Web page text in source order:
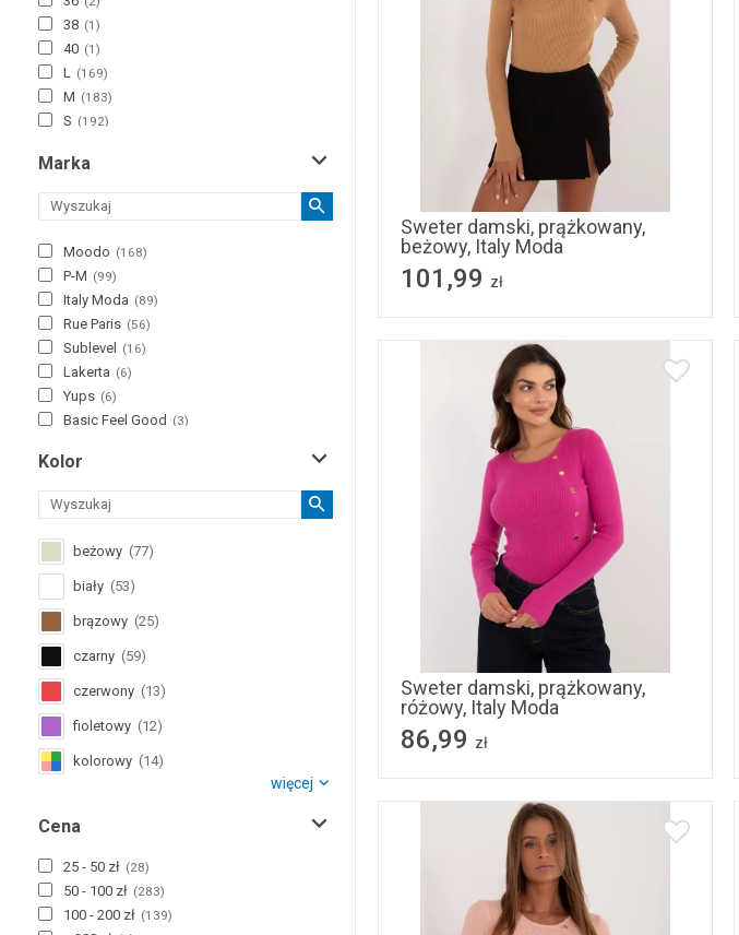
38 (1 )
40 (1 )
L (169)
M (183)
S (192)
XS (
3XL 30
50
One Size 125 )
Marka
Moodo (168)
P-M (99)
Italy Moda (89)
Rue Paris (56)
Sublevel (16)
Lakerta (6)
Yups (6)
Basic Feel Good (3)
Italian Fashion
Bluoltre
Ilunari
Moraj 1)
Kolor
beżowy (77)
biały (53)
brązowy (25)
czarny (59)
czerwony (13)
fioletowy (12)
kolorowy (14)
pomarańczowy
różowy(67)
szary (58 )
więcej
Cena
25 - 50 zł (28)
50 - 100 zł (283)
100 - 200 zł (139)
S/M L/XL
Sweter damski, prążkowany,
beżowy, Italy Moda
101,99 zł
Sweter damski, prążkowany,
różowy, Italy Moda
86,99 zł